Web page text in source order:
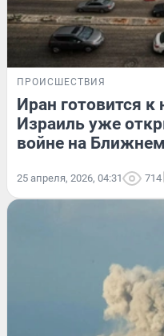
ПРОИСШЕСТВИЯ
Иран готовится
Израиль уже
войне на
25 апреля, 2026, 04:31 714